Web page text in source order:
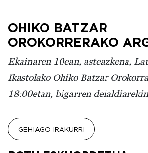
OHIKO BATZAR
OROKORRERAKO
Ekainaren 10ean, asteazkena,
Ikastolako Ohiko Batzar
18:00etan, bigarren
GEHIAGO IRAKURRI